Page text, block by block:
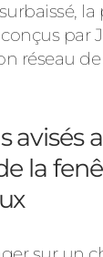
par
réseau
avisés
la